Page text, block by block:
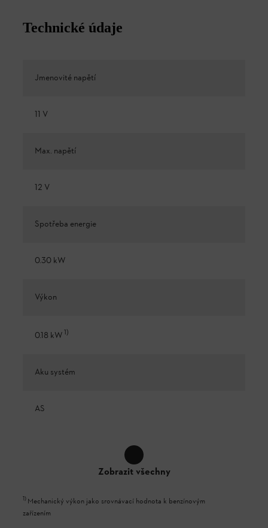
Technické údaje
Jmenovité napětí
11 V
Max. napětí
12 V
Spotřeba energie
0.30 kW
Výkon
0.18 kW1)
Aku systém
AS
Zobrazit všechny
1) Mechanický výkon jako srovnávací hodnota k benzínovým
zařízením